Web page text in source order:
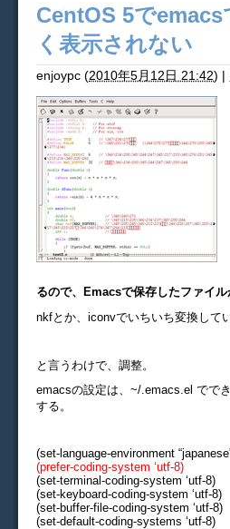
CentOS 5で
く表示されない
enjoypc (2010年5月12日 21:42) |
るので、Emacsで保存したファイ
nkfとか、iconvでいちいち変換して
と言うわけで、調整。
emacsの設定は、~/.emacs.el でで
する。
(set-language-environment
(prefer-coding-system ‘utf-8)
(set-terminal-coding-system ‘utf-8)
(set-keyboard-coding-system ‘utf-8)
(set-buffer-file-coding-system ‘utf-8)
(set-default-coding-systems ‘utf-8)